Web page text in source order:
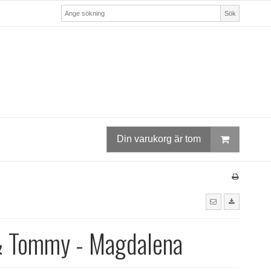
Sök
Din varukorg är tom
- Magdalena